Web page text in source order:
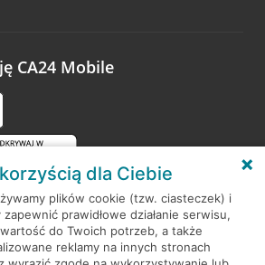
CA24 Mobile
dla Ciebie
plików cookie (tzw. ciasteczek) i
prawidłowe działanie serwisu,
do Twoich potrzeb, a także
reklamy na innych stronach